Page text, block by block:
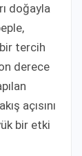
doğayla
tercih
derece
açısını
bir etki